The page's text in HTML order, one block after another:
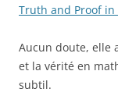
Truth and Proof in
Aucun doute, elle
et la vérité en
subtil.